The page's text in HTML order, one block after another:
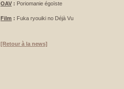
OAV : Poriomanie égoïste
Film : Fuka ryouiki no Déjà Vu
[Retour à la news]